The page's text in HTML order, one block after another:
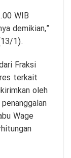
WIB
demikian,”
1).
Fraksi
terkait
oleh
Wage